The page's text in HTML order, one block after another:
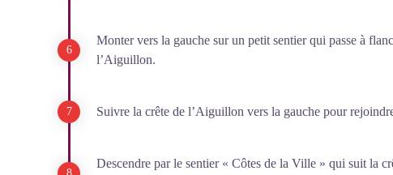
Monter vers la gauche sur un petit sentier qui passe à
l’Aiguillon.
Suivre la crête de l’Aiguillon vers la gauche pour
Descendre par le sentier « Côtes de la Ville » qui suit la